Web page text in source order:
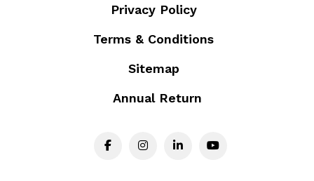
Privacy Policy
Terms & Conditions
Sitemap
Annual Return